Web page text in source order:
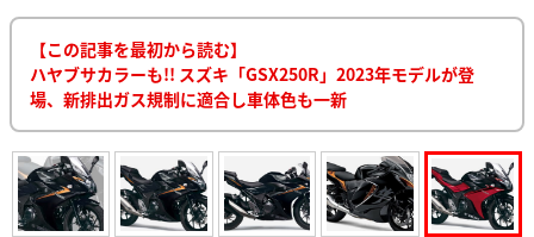
【この記事を最初から読む】
ハヤブサカラーも!! スズキ「GSX250R」2023年モデルが登
場、新排出ガス規制に適合し車体色も一新